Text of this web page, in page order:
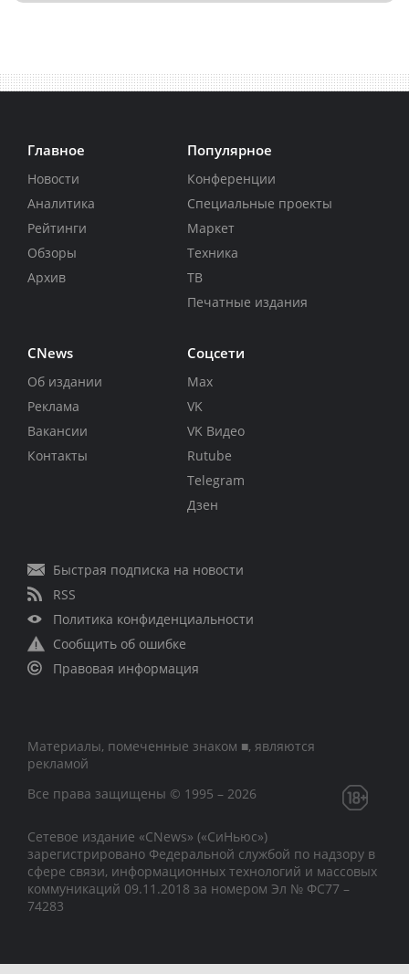
Главное
Новости
Аналитика
Рейтинги
Обзоры
Архив
Популярное
Конференции
Специальные проекты
Маркет
Техника
ТВ
Печатные издания
CNews
Об издании
Реклама
Вакансии
Контакты
Соцсети
Max
VK
VK Видео
Rutube
Telegram
Дзен
Быстрая подписка на новости
RSS
Политика конфиденциальности
Сообщить об ошибке
Правовая информация
Материалы, помеченные знаком ■, являются
рекламой
Все права защищены © 1995 – 2026
Сетевое издание «CNews» («СиНьюс»)
зарегистрировано Федеральной службой по надзору в
сфере связи, информационных технологий и массовых
коммуникаций 09.11.2018 за номером Эл № ФС77 –
74283